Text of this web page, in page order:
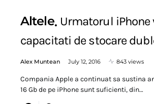
Altele Urmatorul iPhone
capacitati de stocare
Alex Muntean July 12, 2016 843 views
Compania Apple a continuat sa sustina
16 Gb de pe iPhone sunt suficienti, din…